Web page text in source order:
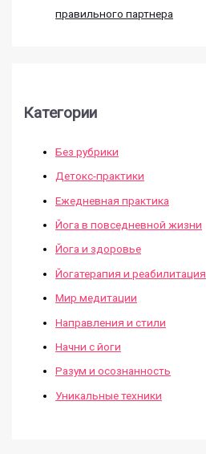
правильного партнера
Категории
Без рубрики
Детокс-практики
Ежедневная практика
Йога в повседневной жизни
Йога и здоровье
Йогатерапия и реабилитация
Мир медитации
Направления и стили
Начни с йоги
Разум и осознанность
Уникальные техники